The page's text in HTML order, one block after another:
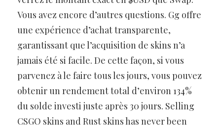
Vous avez encore d’autres questions. Gg offre
une expérience d’achat transparente,
garantissant que l’acquisition de skins n’a
jamais été si facile. De cette façon, si vous
parvenez à le faire tous les jours, vous pouvez
obtenir un rendement total d’environ 134%
du solde investi juste après 30 jours. Selling
CSGO skins and Rust skins has never been